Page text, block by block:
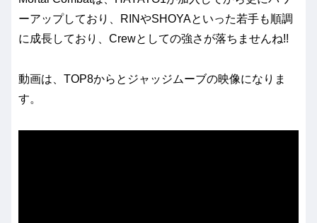
ーアップしており、RINやSHOYAといった若手も順調
に成長しており、Crewとしての強さが落ちませんね!!
動画は、TOP8からとジャッジムーブの映像になりま
す。